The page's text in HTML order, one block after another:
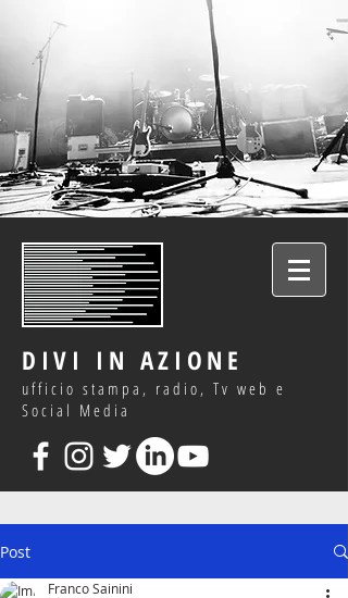
DIVI IN AZIONE
ufficio stampa, radio, Tv web e
Social Media
Post
Franco Sainini